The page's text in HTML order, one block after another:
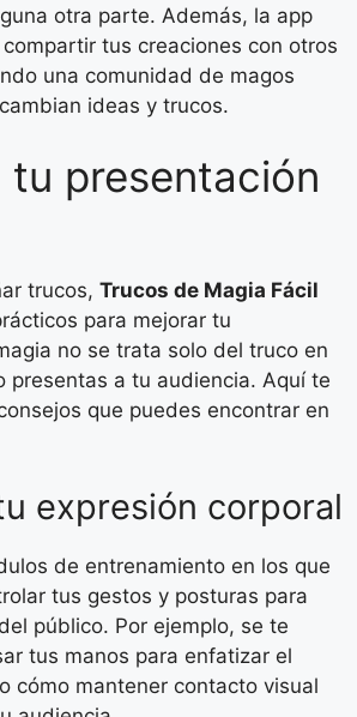
otra parte. Además, la app
tus creaciones con otros
una comunidad de magos
ideas y trucos.
tu presentación
trucos, Trucos de Magia Fácil
para mejorar tu
no se trata solo del truco en
presentas a tu audiencia. Aquí te
que puedes encontrar en
expresión corporal
de entrenamiento en los que
tus gestos y posturas para
público. Por ejemplo, se te
tus manos para enfatizar el
cómo mantener contacto visual